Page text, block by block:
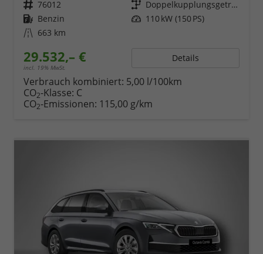
Fahrzeugnr. 76012 Getriebe
Doppelkupplungsgetriebe (DSG)
Kraftstoff Benzin Leistung 110 kW (150 PS)
Kilometerstand 663 km
29.532,– €
incl. 19% MwSt.
Details
Verbrauch kombiniert: 5,00 l/100km
CO2-Klasse: C
CO2-Emissionen: 115,00 g/km